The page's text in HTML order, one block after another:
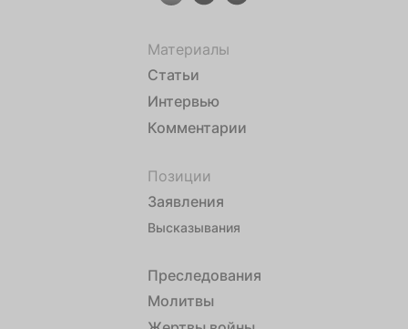
Материалы
Статьи
Интервью
Комментарии
Позиции
Заявления
Высказывания
Преследования
Молитвы